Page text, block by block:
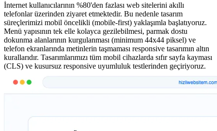
İnternet kullanıcılarının %80'den fazlası web sitelerini akıllı
telefonlar üzerinden ziyaret etmektedir. Bu nedenle tasarım
süreçlerimizi mobil öncelikli (mobile-first) yaklaşımla başlatıyoruz.
Menü yapısının tek elle kolayca gezilebilmesi, parmak dostu
dokunma alanlarının kurgulanması (minimum 44x44 piksel) ve
telefon ekranlarında metinlerin taşmaması responsive tasarımın altın
kurallarıdır. Tasarımlarımızı tüm mobil cihazlarda sıfır sayfa kayması
(CLS) ve kusursuz responsive uyumluluk testlerinden geçiriyoruz.